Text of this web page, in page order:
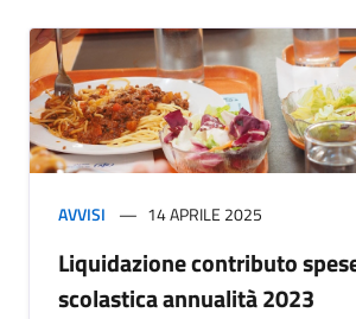
AVVISI 14 APRILE 2025
Liquidazione contributo
scolastica annualità 2023